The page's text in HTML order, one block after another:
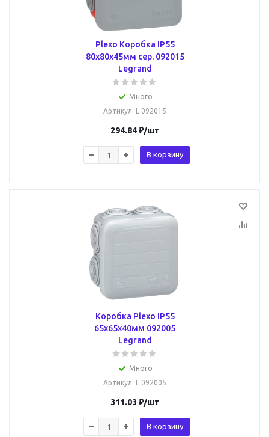
Plexo Коробка IP55
80х80х45мм сер. 092015
Legrand
Много
Артикул: L 092015
294.84₽/шт
В корзину
Коробка Plexo IP55
65х65х40мм 092005
Legrand
Много
Артикул: L 092005
311.03 ₽/шт
В корзину